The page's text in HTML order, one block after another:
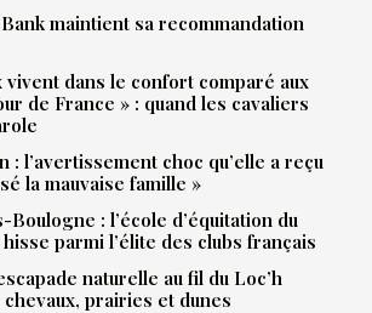
maintient sa recommandation
vivent dans le confort comparé aux
de France » : quand les cavaliers
: l’avertissement choc qu’elle a reçu
la mauvaise famille »
: l’école d’équitation du
parmi l’élite des clubs français
naturelle au fil du Loc’h
prairies et dunes